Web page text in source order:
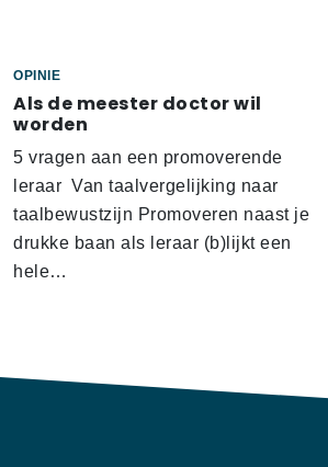
OPINIE
Als de meester doctor wil
worden
5 vragen aan een promoverende
leraar Van taalvergelijking naar
taalbewustzijn Promoveren naast je
drukke baan als leraar (b)lijkt een
hele…